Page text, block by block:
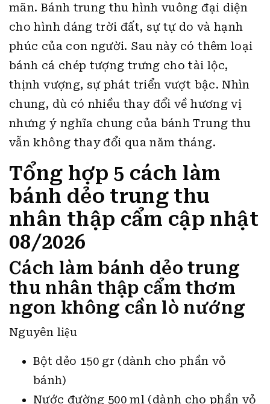
mãn. Bánh trung thu hình vuông đại diện
cho hình dáng trời đất, sự tự do và hạnh
phúc của con người. Sau này có thêm loại
bánh cá chép tượng trưng cho tài lộc,
thịnh vượng, sự phát triển vượt bậc. Nhìn
chung, dù có nhiều thay đổi về hương vị
nhưng ý nghĩa chung của bánh Trung thu
vẫn không thay đổi qua năm tháng.
Tổng hợp 5 cách làm
bánh dẻo trung thu
nhân thập cẩm cập nhật
08/2026
Cách làm bánh dẻo trung
thu nhân thập cẩm thơm
ngon không cần lò nướng
Nguyên liệu
Bột dẻo 150 gr (dành cho phần vỏ
bánh)
Nước đường 500 ml (dành cho phần vỏ